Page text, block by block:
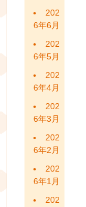
202
6年6月
202
6年5月
202
6年4月
202
6年3月
202
6年2月
202
6年1月
202